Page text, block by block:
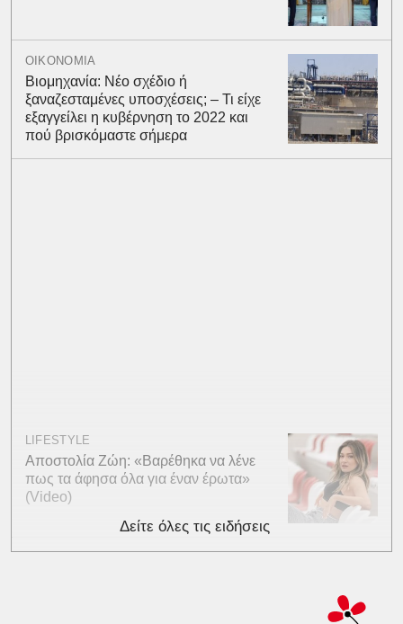
ΟΙΚΟΝΟΜΙΑ
Βιομηχανία: Νέο σχέδιο ή
ξαναζεσταμένες υποσχέσεις; – Τι είχε
εξαγγείλει η κυβέρνηση το 2022 και
πού βρισκόμαστε σήμερα
LIFESTYLE
Αποστολία Ζώη: «Βαρέθηκα να λένε
πως τα άφησα όλα για έναν έρωτα»
(Video)
Δείτε όλες τις ειδήσεις